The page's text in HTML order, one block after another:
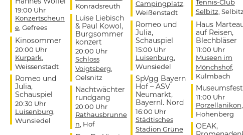
19:00 Uhr
Konzertscheun
e, Gefrees
Kinosommer
20:00 Uhr
Kurpark
Weissenstadt
Romeo und
Julia,
Schauspiel
20:30 Uhr
Luisenburg
Wunsiedel
Konradsreuth
Luise Liebisch
& Paul Kowol,
Burgsommer
konzert
20:00 Uhr
Schloss
Voigtsberg
Oelsnitz
Nachtwächter
rundgang
20:00 Uhr
Rathausbrunne
n , Hof
Campingplatz
Weißenstadt
Romeo und
Julia,
Schauspiel
15:00 Uhr
Luisenburg
Wunsiedel
SpVgg Bayern
Hof – ASV
Neumarkt,
Bayernl. Nord
16:00 Uhr
Städtisches
Stadion Grüne
Tennis-Club
Selbitz ,
Haus
auf Reisen,
Blechbläser
11:00 Uhr
Museen im
Mönchshof,
Kulmbach
Museumsfest
11:00 Uhr
Porzellanikon
Hohenberg
OEAK,